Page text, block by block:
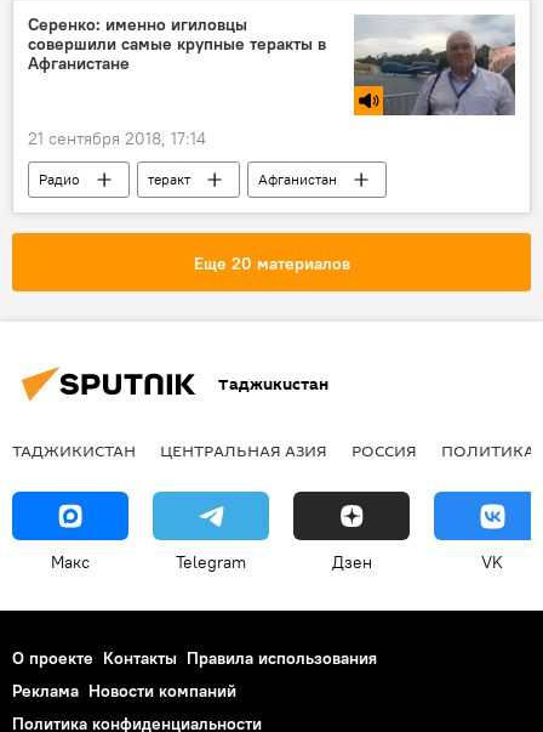
Серенко: именно игиловцы
совершили самые крупные теракты в
Афганистане
21 сентября 2018, 17:14
Радио теракт
Афганистан
ИГИЛ
Еще 20 материалов
Таджикистан
ТАДЖИКИСТАН ЦЕНТРАЛЬНАЯ АЗИЯ РОССИЯ ПОЛИТИКА
Макс Telegram Дзен VK
О проекте Контакты Правила использования
Реклама Новости компаний
Политика конфиденциальности